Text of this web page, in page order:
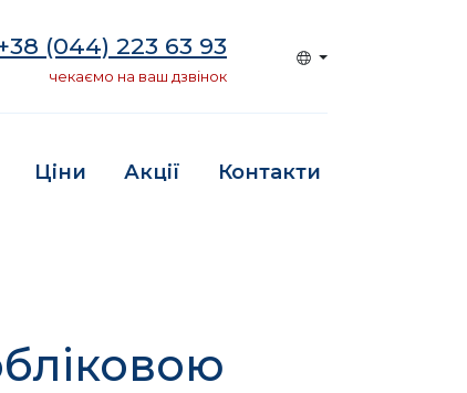
(044) 223 63 93
чекаємо на ваш дзвінок
Ціни Акції Контакти